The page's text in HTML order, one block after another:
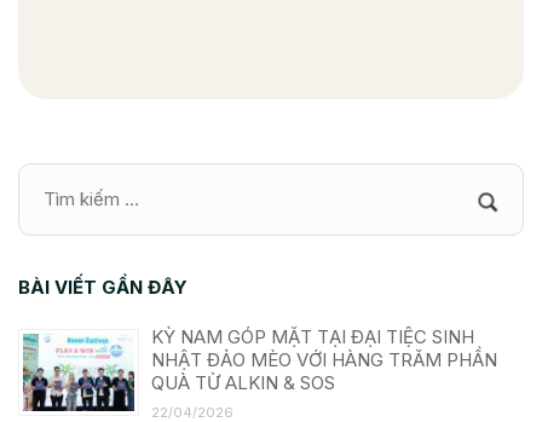
BÀI VIẾT GẦN ĐÂY
KỲ NAM GÓP MẶT TẠI ĐẠI TIỆC SINH
NHẬT ĐẢO MÈO VỚI HÀNG TRĂM PHẦN
QUÀ TỪ ALKIN & SOS
22/04/2026